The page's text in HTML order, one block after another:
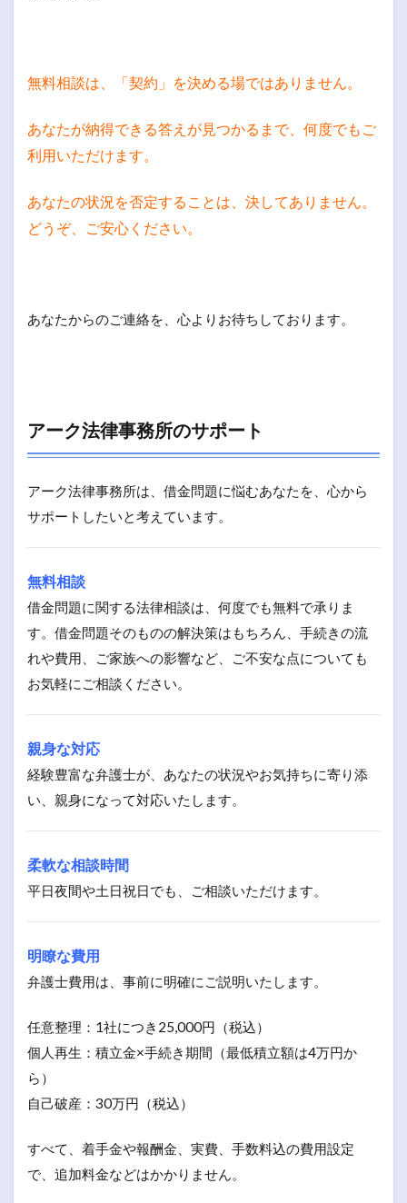
無料相談は、「契約」を決める場ではありません。
あなたが納得できる答えが見つかるまで、何度でもご
利用いただけます。
あなたの状況を否定することは、決してありません。
どうぞ、ご安心ください。
あなたからのご連絡を、心よりお待ちしております。
アーク法律事務所のサポート
アーク法律事務所は、借金問題に悩むあなたを、心から
サポートしたいと考えています。
無料相談
借金問題に関する法律相談は、何度でも無料で承りま
す。借金問題そのものの解決策はもちろん、手続きの流
れや費用、ご家族への影響など、ご不安な点についても
お気軽にご相談ください。
親身な対応
経験豊富な弁護士が、あなたの状況やお気持ちに寄り添
い、親身になって対応いたします。
柔軟な相談時間
平日夜間や土日祝日でも、ご相談いただけます。
明瞭な費用
弁護士費用は、事前に明確にご説明いたします。
任意整理：1社につき25,000円（税込）
個人再生：積立金×手続き期間（最低積立額は4万円か
ら）
自己破産：30万円（税込）
すべて、着手金や報酬金、実費、手数料込の費用設定
で、追加料金などはかかりません。